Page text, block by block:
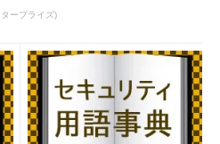
オプションを付けてコンパイル
メッセージが出ます。
訂に伴ってまとめられた「
C99
当時にもgets()関数を標準ライブ
ったらしきことがうかがえます。
最新版、C11では、とうとう
ープライズ)